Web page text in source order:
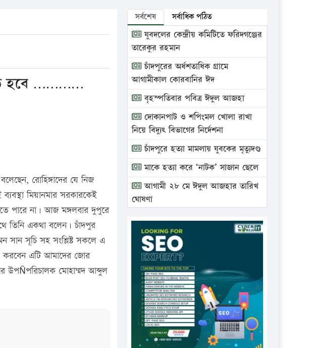
হবে …………
রোহিঙ্গাদের যে নিজ
মিয়ানমার সরকারকেই
পারে না। আজ মঙ্গলবার দুপুরে
তিনি একথা বলেন। চাঁদপুর
সান সূচি সহ সংশ্লিষ্ট সকলে এ
করবেন এটি আমাদের জোর
উপÑপরিচালক মোহাম্মদ আব্দুল
সর্বশেষ সর্বাধিক পঠিত
যুবদলের কেন্দ্রীয় কমিটিতে ফরিদগঞ্জের
তারেকুর রহমান
চাঁদপুরের অর্ধশতাধিক গ্রামে
আগামীকাল কোরবানির ঈদ
বৃহস্পতিবার পবিত্র ঈদুল আজহা
দোকানপাট ও শপিংমল খোলা রাখা
নিয়ে বিদ্যুৎ বিভাগের নির্দেশনা
চাঁদপুরে হত্যা মামলায় যুবকের মৃত্যুদণ্ড
মাকে হত্যা করে ‘নাটক’ সাজান ছেলে
আগামী ২৮ মে ঈদুল আজহার তারিখ
ঘোষণা
ভ্রাম্যমাণ আদালতে দুইটি প্রতিষ্ঠানকে
প্রতিষ্ঠানকে ৪০হাজার টাকা জরিমানা।
এবার লঞ্চের ভাড়া বাড়ল
১৭ থেকে ২১ শতাংশ বিদ্যুতের দাম
বাড়ানোর প্রস্তাব পিডিবির
১৬ মে চাঁদপুর ও ২৫ মে ফেনী সফরে
যাবেন প্রধানমন্ত্রী
উচ্চশিক্ষায় গৌরবময় অর্জন: পূর্ণ
স্কলারশিপে যুক্তরাষ্ট্রে পিএইচডি করছেন